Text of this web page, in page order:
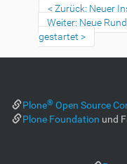
p
Zurück: Neuer
Weiter: Neue
gestartet
Plone® Open Source
Plone Foundation und